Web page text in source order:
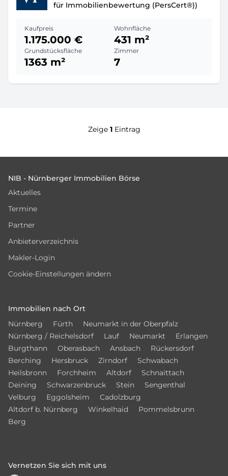
für Immobilienbewertung (PersCert®))
Kaufpreis
1.175.000 €
Wohnfläche
431 m²
Grundstücksfläche
1363 m²
Zimmer
7
Zeige 1Eintrag
NIB - Nürnberger Immobilien Börse
Aktuelles
Termine
Partner
Anbieterverzeichnis
Makler-Login
Cookie-Einstellungen ändern
Immobilien nach Ort
Nürnberg
Fürth
Neumarkt in der Oberpfalz
Nürnberg / Reichelsdorf
Lauf Neumarkt
Erlangen
Burgthann
Oberasbach Ansbach
Rückersdorf
Berching
Hersbruck Zirndorf
Schwabach
Heilsbronn
Forchheim Altdorf
Schnaittach
Deining
Schwarzenbruck Stein
Sengenthal
Velburg
Eggolsheim
Cadolzburg
Altdorf b. Nürnberg
Winkelhaid
Pommelsbrunn
Berg
Vernetzen Sie sich mit uns